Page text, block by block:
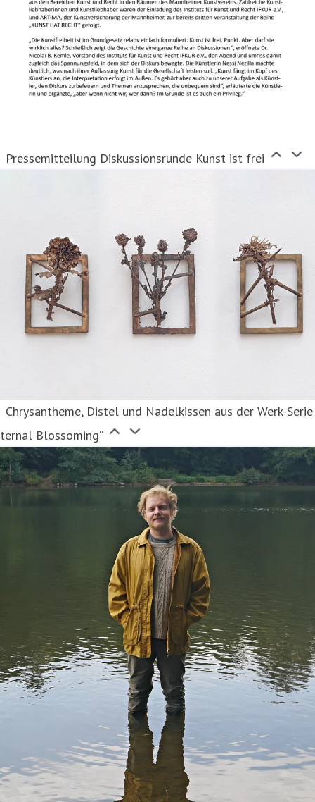
Pressemitteilung Diskussionsrunde Kunst ist frei
Chrysantheme, Distel und Nadelkissen aus der Werk-Serie
Blossoming“